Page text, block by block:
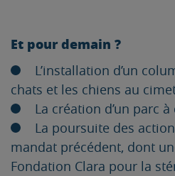
Et pour demain ?
L’installation d’un
chats et les chiens au
La création d’un parc à
La poursuite des
mandat précédent, dont
Fondation Clara pour la